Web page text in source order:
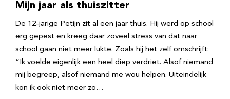
Mijn jaar als thuiszitter
De 12-jarige Petijn zit al een jaar thuis. Hij werd op school
erg gepest en kreeg daar zoveel stress van dat naar
school gaan niet meer lukte. Zoals hij het zelf omschrijft:
“Ik voelde eigenlijk een heel diep verdriet. Alsof niemand
mij begreep, alsof niemand me wou helpen. Uiteindelijk
kon ik ook niet meer zo…